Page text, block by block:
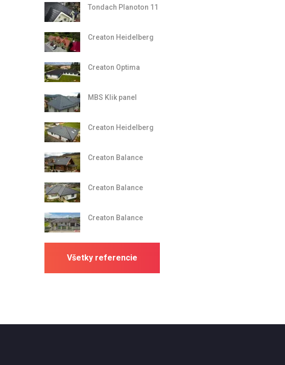
Tondach Planoton 11
Creaton Heidelberg
Creaton Optima
MBS Klik panel
Creaton Heidelberg
Creaton Balance
Creaton Balance
Creaton Balance
Všetky referencie